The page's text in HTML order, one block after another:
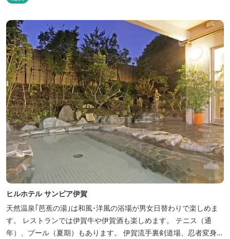
ヒルホテル サンピア伊賀
天然温泉｢芭蕉の湯｣は和風･洋風の浴場が男女日替わりで楽しめま
す。 レストランでは伊賀牛や伊賀酒も楽しめます。 テニス（通
年）、プール（夏期）もあります。 伊賀流手裏剣道場、忍者変身処